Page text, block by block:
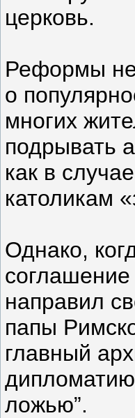
церковь.
Реформы
о
многих
подрывать
как в
католикам
Однако,
направил
папы
главный
ложью”.